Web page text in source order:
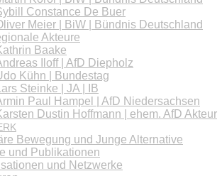
Constance De Buer
Meier | BiW | Bündnis Deutschland
Akteure
Baake
Iloff | AfD Diepholz
Kühn | Bundestag
Lars Steinke | JA | IB
Paul Hampel | AfD Niedersachsen
Dustin Hoffmann | ehem. AfD Akteur
Bewegung und Junge Alternative
und Publikationen
und Netzwerke